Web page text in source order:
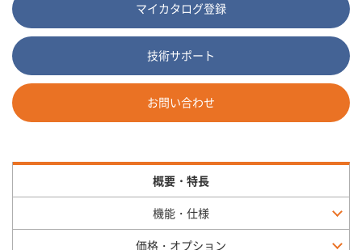
マイカタログ登録
技術サポート
お問い合わせ
概要・特長
機能・仕様
価格・オプション